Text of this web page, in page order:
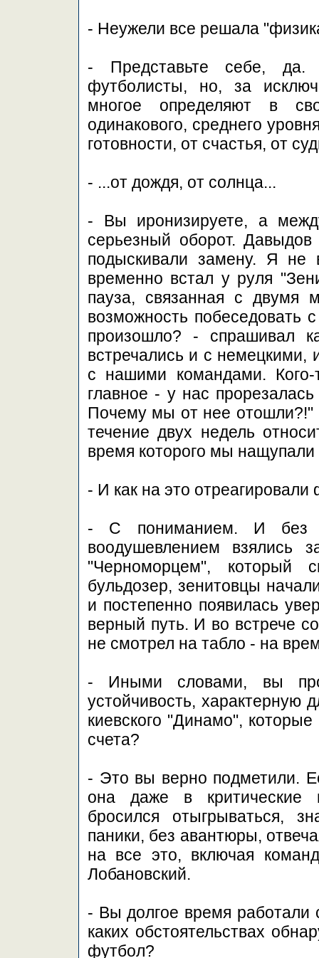
- Неужели все решала
- Представьте себе, да.
футболисты, но, за
многое определяют в
одинакового, среднего
готовности, от счастья, от
- ...от дождя, от солнца...
- Вы иронизируете, а
серьезный оборот.
подыскивали замену. Я не
временно встал у руля
пауза, связанная с двумя
возможность
произошло? - спрашивал
встречались и с немецкими,
с нашими командами. Кого-
главное - у нас
Почему мы от нее отошли?!"
течение двух недель
время которого мы нащупали
- И как на это
- С пониманием. И без
воодушевлением
"Черноморцем", который
бульдозер, зенитовцы
и постепенно появилась
верный путь. И во встрече
не смотрел на табло - на
- Иными словами, вы
устойчивость, характерную
киевского "Динамо",
счета?
- Это вы верно подметили.
она даже в критические
бросился отыгрываться,
паники, без авантюры,
на все это, включая
Лобановский.
- Вы долгое время
каких обстоятельствах
футбол?